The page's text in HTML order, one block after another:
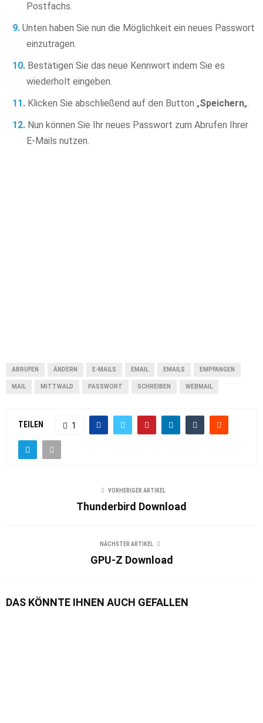
Postfachs.
Unten haben Sie nun die Möglichkeit ein neues Passwort
einzutragen.
Bestätigen Sie das neue Kennwort indem Sie es
wiederholt eingeben.
Klicken Sie abschließend auf den Button „Speichern„.
Nun können Sie Ihr neues Passwort zum Abrufen Ihrer
E-Mails nutzen.
ABRUFEN ÄNDERN E-MAILS EMAIL EMAILS EMPFANGEN
MAIL MITTWALD PASSWORT SCHREIBEN WEBMAIL
TEILEN 1
VORHERIGER ARTIKEL
Thunderbird Download
NÄCHSTER ARTIKEL
GPU-Z Download
DAS KÖNNTE IHNEN AUCH GEFALLEN